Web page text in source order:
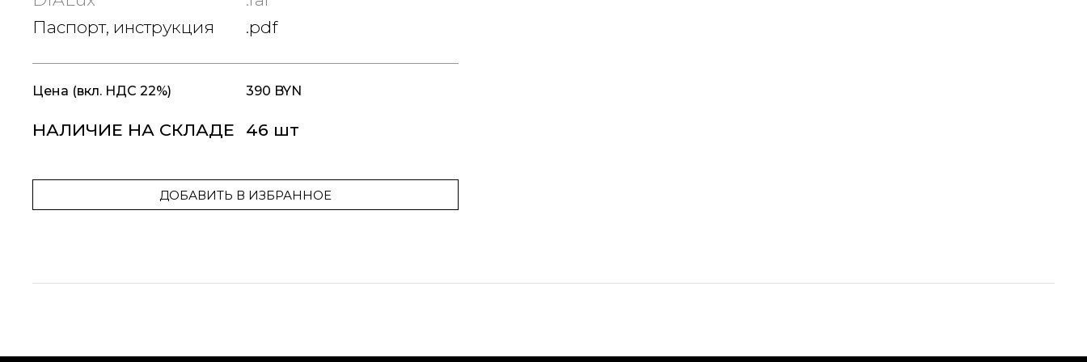
Паспорт, инструкция
.pdf
Цена (вкл. НДС 22%) 390 BYN
НАЛИЧИЕ НА СКЛАДЕ 46 шт
ДОБАВИТЬ В ИЗБРАННОЕ